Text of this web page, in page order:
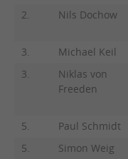
2. Nils Dochow
3. Michael Keil
3.
Niklas von
Freeden
5. Paul Schmidt
5.
Simon Weig